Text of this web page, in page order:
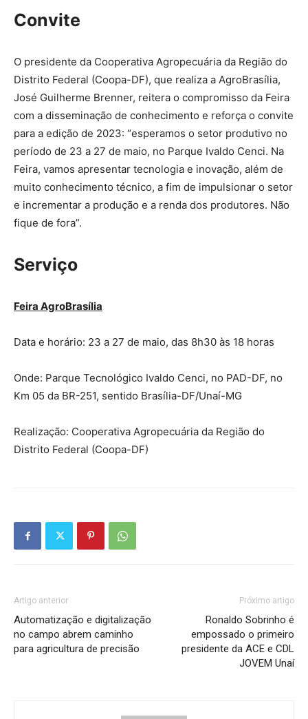
Convite
O presidente da Cooperativa Agropecuária da Região do
Distrito Federal (Coopa-DF), que realiza a AgroBrasília,
José Guilherme Brenner, reitera o compromisso da Feira
com a disseminação de conhecimento e reforça o convite
para a edição de 2023: “esperamos o setor produtivo no
período de 23 a 27 de maio, no Parque Ivaldo Cenci. Na
Feira, vamos apresentar tecnologia e inovação, além de
muito conhecimento técnico, a fim de impulsionar o setor
e incrementar a produção e a renda dos produtores. Não
fique de fora”.
Serviço
Feira AgroBrasília
Data e horário: 23 a 27 de maio, das 8h30 às 18 horas
Onde: Parque Tecnológico Ivaldo Cenci, no PAD-DF, no
Km 05 da BR-251, sentido Brasília-DF/Unaí-MG
Realização: Cooperativa Agropecuária da Região do
Distrito Federal (Coopa-DF)
Artigo anterior
Automatização e digitalização
no campo abrem caminho
para agricultura de precisão
Próximo artigo
Ronaldo Sobrinho é
empossado o primeiro
presidente da ACE e CDL
JOVEM Unaí